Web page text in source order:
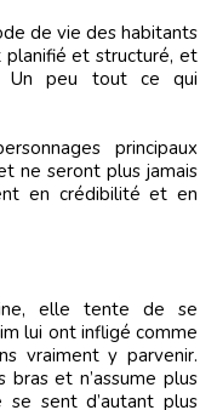
de vie des habitants
et structuré, et
Un peu tout ce qui
principaux
ne seront plus jamais
en crédibilité et en
elle tente de se
lui ont infligé comme
vraiment y parvenir.
et n’assume plus
sent d’autant plus